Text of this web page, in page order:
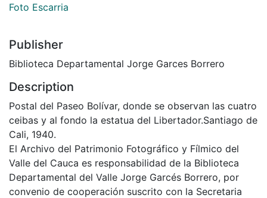
Foto Escarria
Publisher
Biblioteca Departamental Jorge Garces Borrero
Description
Postal del Paseo Bolívar, donde se observan las cuatro
ceibas y al fondo la estatua del Libertador.Santiago de
Cali, 1940.
El Archivo del Patrimonio Fotográfico y Fílmico del
Valle del Cauca es responsabilidad de la Biblioteca
Departamental del Valle Jorge Garcés Borrero, por
convenio de cooperación suscrito con la Secretaria